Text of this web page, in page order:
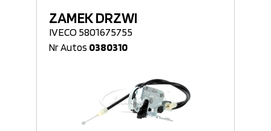
ZAMEK DRZWI
IVECO 5801675755
Nr Autos 0380310